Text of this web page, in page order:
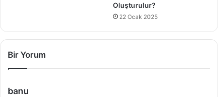
Oluşturulur?
22 Ocak 2025
Bir Yorum
banu